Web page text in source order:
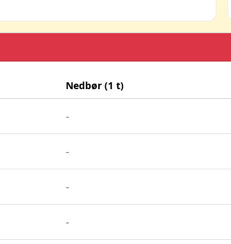
Nedbør (1 t)
-
-
-
-